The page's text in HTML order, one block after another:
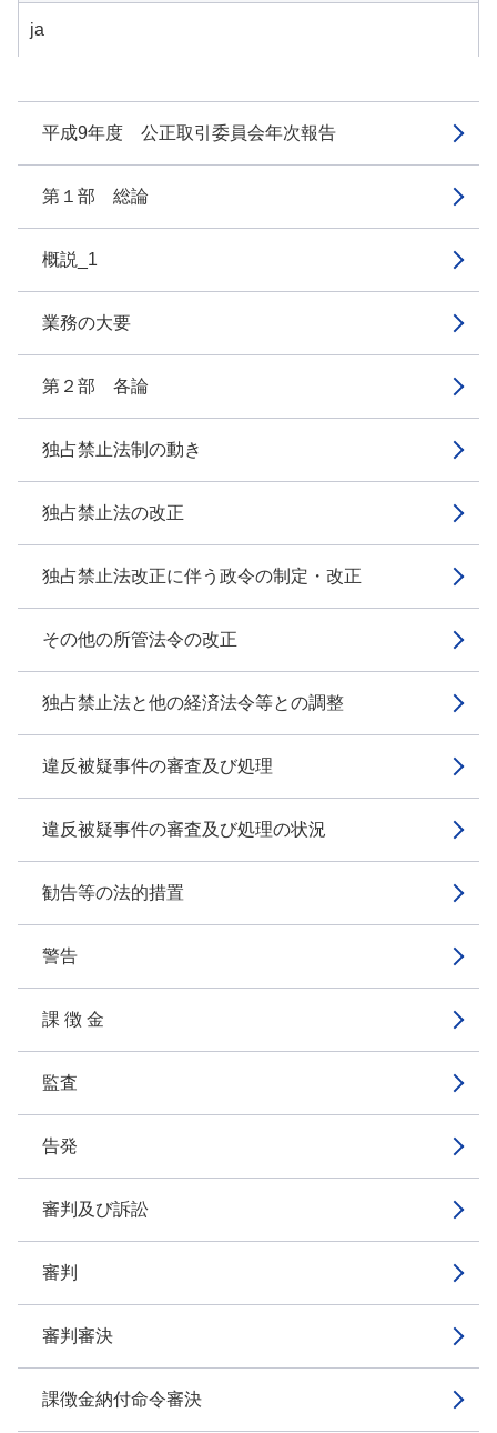
平成9年度 公正取引委員会年次報告
第１部 総論
概説_1
業務の大要
第２部 各論
独占禁止法制の動き
独占禁止法の改正
独占禁止法改正に伴う政令の制定・改正
その他の所管法令の改正
独占禁止法と他の経済法令等との調整
違反被疑事件の審査及び処理
違反被疑事件の審査及び処理の状況
勧告等の法的措置
警告
課 徴 金
監査
告発
審判及び訴訟
審判
審判審決
課徴金納付命令審決
ja